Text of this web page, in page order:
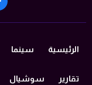
الرئيسية سينما
تقارير سوشيال